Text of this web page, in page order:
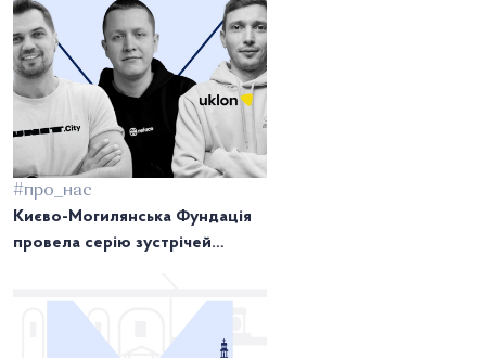
#про_нас
Києво-Могилянська Фундація
провела серію зустрічей
хто надихає.